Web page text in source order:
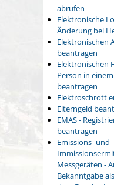
abrufen
Elektronische
Änderung bei
Elektronischen
beantragen
Elektronischen
Person in
beantragen
Elektroschrott
Elterngeld
EMAS -
beantragen
Emissions- und
Messgeräten -
Bekanntgabe